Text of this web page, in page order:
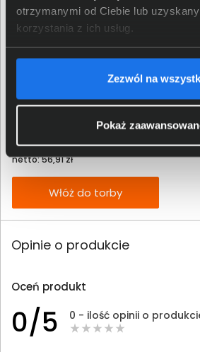
otrzymanymi od Ciebie lub
korzystania z ich usług.
Zezwól na
Pokaż
Tusz HP 304 trójkolorowy N9K05AE
70,00 zł
netto: 56,91 zł
Włóż do torby
Opinie o produkcie
Oceń produkt
0/5 0 - ilość opinii o